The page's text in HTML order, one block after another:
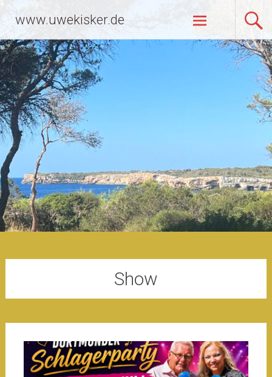
Inhalt
springen
www.uwekisker.de
Show